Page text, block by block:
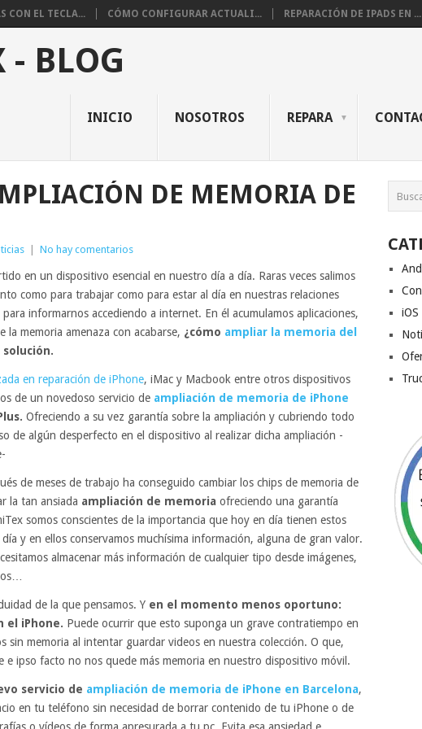
CON EL TECLA... CÓMO CONFIGURAR ACTUALI... REPARACIÓN DE IPADS EN ...
- BLOG
INICIO NOSOTROS REPARA
DE MEMORIA DE
No hay comentarios
en un dispositivo esencial en nuestro día a día. Raras veces salimos
como para trabajar como para estar al día en nuestras relaciones
informarnos accediendo a internet. En él acumulamos aplicaciones,
memoria amenaza con acabarse, ¿cómo ampliar la memoria del
en reparación de iPhone, iMac y Macbook entre otros dispositivos
de un novedoso servicio de ampliación de memoria de iPhone
Ofreciendo a su vez garantía sobre la ampliación y cubriendo todo
de algún desperfecto en el dispositivo al realizar dicha ampliación -
de meses de trabajo ha conseguido cambiar los chips de memoria de
la tan ansiada ampliación de memoria ofreciendo una garantía
somos conscientes de la importancia que hoy en día tienen estos
y en ellos conservamos muchísima información, alguna de gran valor.
almacenar más información de cualquier tipo desde imágenes,
de la que pensamos. Y en el momento menos oportuno:
el iPhone. Puede ocurrir que esto suponga un grave contratiempo en
sin memoria al intentar guardar videos en nuestra colección. O que,
e ipso facto no nos quede más memoria en nuestro dispositivo móvil.
servicio de ampliación de memoria de iPhone en Barcelona,
en tu teléfono sin necesidad de borrar contenido de tu iPhone o de
iOS